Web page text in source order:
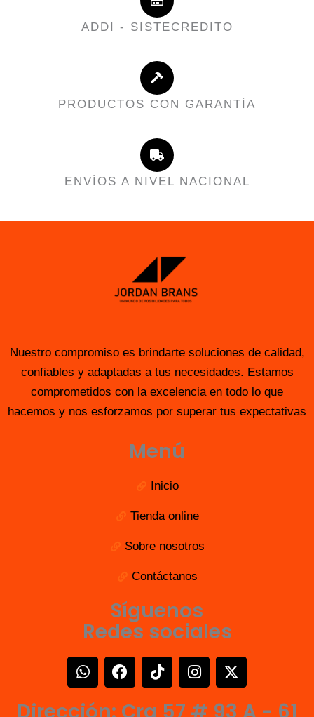
ADDI - SISTECREDITO
PRODUCTOS CON GARANTÍA
ENVÍOS A NIVEL NACIONAL
Nuestro compromiso es brindarte soluciones de calidad,
confiables y adaptadas a tus necesidades. Estamos
comprometidos con la excelencia en todo lo que
hacemos y nos esforzamos por superar tus expectativas
Menú
Inicio
Tienda online
Sobre nosotros
Contáctanos
Síguenos
Redes sociales
W
h
t
F
a
e
T
i
I
n
t
X
-
w